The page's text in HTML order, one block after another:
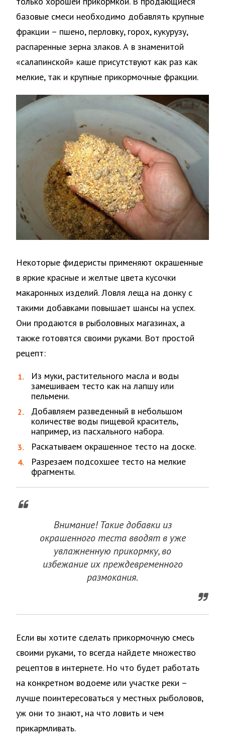
базовые смеси необходимо добавлять крупные
фракции – пшено, перловку, горох, кукурузу,
распаренные зерна злаков. А в знаменитой
«салапинской» каше присутствуют как раз как
мелкие, так и крупные прикормочные фракции.
Некоторые фидеристы применяют окрашенные
в яркие красные и желтые цвета кусочки
макаронных изделий. Ловля леща на донку с
такими добавками повышает шансы на успех.
Они продаются в рыболовных магазинах, а
также готовятся своими руками. Вот простой
рецепт:
Из муки, растительного масла и воды
замешиваем тесто как на лапшу или
пельмени.
Добавляем разведенный в небольшом
количестве воды пищевой краситель,
например, из пасхального набора.
Раскатываем окрашенное тесто на доске.
Разрезаем подсохшее тесто на мелкие
фрагменты.
Внимание! Такие добавки из
окрашенного теста вводят в уже
увлажненную прикормку, во
избежание их преждевременного
размокания.
Если вы хотите сделать прикормочную смесь
своими руками, то всегда найдете множество
рецептов в интернете. Но что будет работать
на конкретном водоеме или участке реки –
лучше поинтересоваться у местных рыболовов,
уж они то знают, на что ловить и чем
прикармливать.